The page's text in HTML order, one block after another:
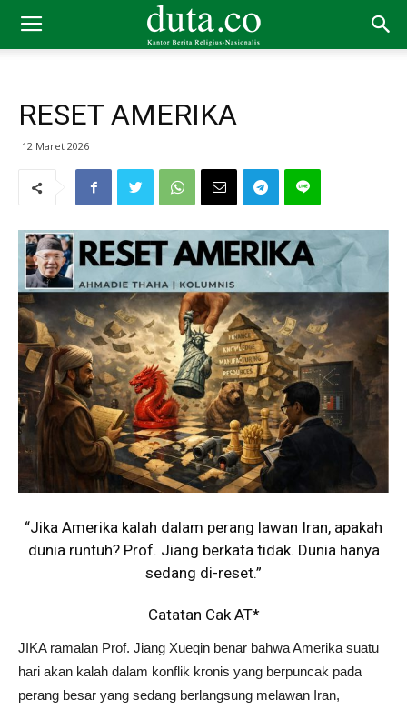
RESET AMERIKA
12 Maret 2026
“Jika Amerika kalah dalam perang lawan Iran, apakah
dunia runtuh? Prof. Jiang berkata tidak. Dunia hanya
sedang di-reset.”
Catatan Cak AT*
JIKA ramalan Prof. Jiang Xueqin benar bahwa Amerika suatu
hari akan kalah dalam konflik kronis yang berpuncak pada
perang besar yang sedang berlangsung melawan Iran,